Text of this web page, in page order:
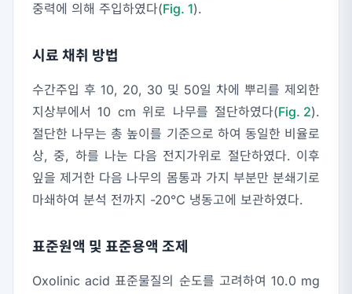
중력에 의해 주입하였다(Fig. 1).
시료 채취 방법
수간주입 후 10, 20, 30 및 50일 차에 뿌리를 제외한
지상부에서 10 cm 위로 나무를 절단하였다(Fig. 2).
절단한 나무는 총 높이를 기준으로 하여 동일한 비율로
상, 중, 하를 나눈 다음 전지가위로 절단하였다. 이후
잎을 제거한 다음 나무의 몸통과 가지 부분만 분쇄기로
마쇄하여 분석 전까지 -20℃ 냉동고에 보관하였다.
표준원액 및 표준용액 조제
Oxolinic acid 표준물질의 순도를 고려하여 10.0 mg